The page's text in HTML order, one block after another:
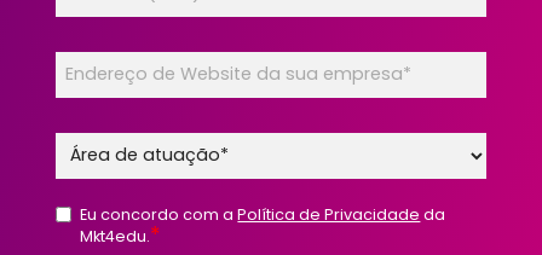
Eu concordo com aPolítica de Privacidade da
Mkt4edu.*